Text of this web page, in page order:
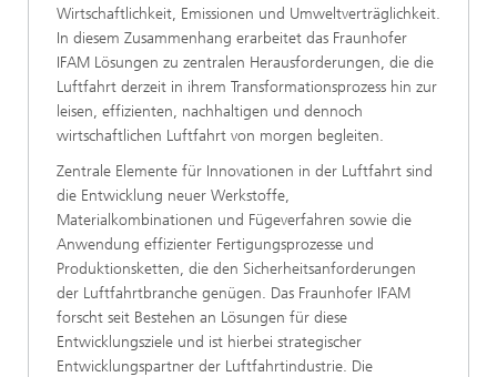
Wirtschaftlichkeit, Emissionen und Umweltverträglichkeit.
In diesem Zusammenhang erarbeitet das Fraunhofer
IFAM Lösungen zu zentralen Herausforderungen, die die
Luftfahrt derzeit in ihrem Transformationsprozess hin zur
leisen, effizienten, nachhaltigen und dennoch
wirtschaftlichen Luftfahrt von morgen begleiten.
Zentrale Elemente für Innovationen in der Luftfahrt sind
die Entwicklung neuer Werkstoffe,
Materialkombinationen und Fügeverfahren sowie die
Anwendung effizienter Fertigungsprozesse und
Produktionsketten, die den Sicherheitsanforderungen
der Luftfahrtbranche genügen. Das Fraunhofer IFAM
forscht seit Bestehen an Lösungen für diese
Entwicklungsziele und ist hierbei strategischer
Entwicklungspartner der Luftfahrtindustrie. Die